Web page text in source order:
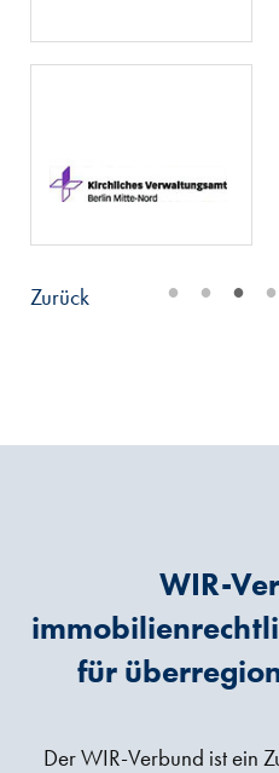
Zurück • • • •
WIR-
für
Der WIR-Verbund ist ein